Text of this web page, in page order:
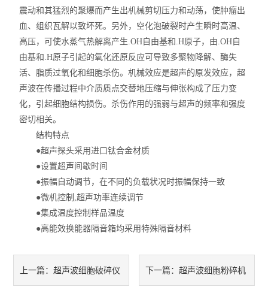
震动和其猛烈的聚爆而产生出机械剪切压力和动荡，使肿瘤出
血、组织瓦解以致坏死。另外，空化泡破裂时产生瞬时高温、
高压，可使水蒸气热解离产生.OH自由基和.H原子，由.OH自
由基和.H原子引起的氧化还原反应可导致多聚物降解、酶失
活、脂质过氧化和细胞杀伤。机械效应是超声的原发效应，超
声波在传播过程中介质质点交替地压缩与伸张构成了压力变
化，引起细胞结构损伤。杀伤作用的强弱与超声的频率和强度
密切相关。
结构特点
●超声探头采用进口钛合金材质
●设置超声间歇时间
●振幅自动调节，在不同的负载状况时振幅保持一致
●微机控制,超声功率连续调节
●集成温度控制样品温度
●高能效换能器隔音箱均采用特殊隔音材料
上一篇：超声波细胞破碎仪 下一篇： 超声波细胞粉碎机